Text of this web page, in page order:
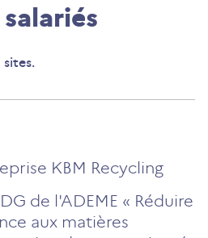
salariés
sites.
KBM Recycling
de l'ADEME « Réduire
aux matières